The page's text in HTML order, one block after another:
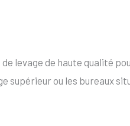
de levage de haute qualité
supérieur ou les bureaux